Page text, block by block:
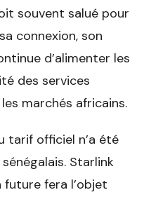
souvent salué pour
connexion, son
d’alimenter les
des services
marchés africains.
tarif officiel n’a été
Starlink
fera l’objet